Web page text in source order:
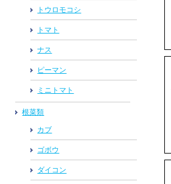
トウロモコシ
トマト
ナス
ピーマン
ミニトマト
根菜類
カブ
ゴボウ
ダイコン